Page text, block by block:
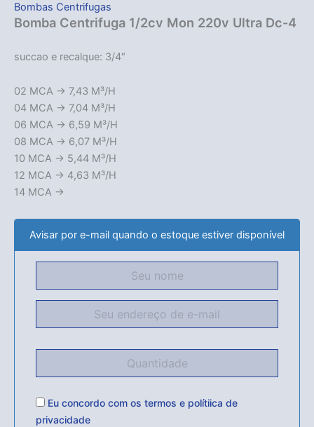
Bombas Centrifugas
Bomba Centrifuga 1/2cv Mon 220v Ultra Dc-4
succao e recalque: 3/4″
02 MCA -> 7,43 M³/H
04 MCA -> 7,04 M³/H
06 MCA -> 6,59 M³/H
08 MCA -> 6,07 M³/H
10 MCA -> 5,44 M³/H
12 MCA -> 4,63 M³/H
14 MCA ->
Avisar por e-mail quando o estoque estiver disponível
Eu concordo com os termos e polítiica de
privacidade